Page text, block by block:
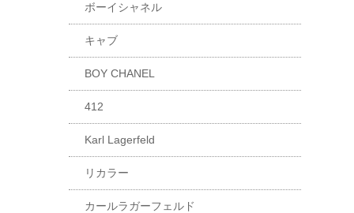
ボーイシャネル
キャブ
BOY CHANEL
412
Karl Lagerfeld
リカラー
カールラガーフェルド